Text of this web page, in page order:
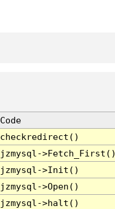
Code
checkredirect()
jzmysql-
jzmysql->Init()
jzmysql->Open()
jzmysql->halt()